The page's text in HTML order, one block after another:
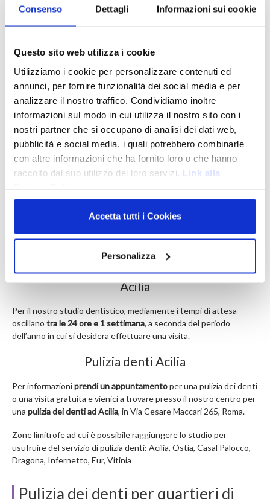
Consenso Dettagli Informazioni sui cookie
Questo sito web utilizza i cookie
Utilizziamo i cookie per personalizzare contenuti ed
annunci, per fornire funzionalità dei social media e per
analizzare il nostro traffico. Condividiamo inoltre
informazioni sul modo in cui utilizza il nostro sito con i
nostri partner che si occupano di analisi dei dati web,
pubblicità e social media, i quali potrebbero combinarle
con altre informazioni che ha fornito loro o che hanno
raccolto dal suo utilizzo dei loro servizi. Link alla
Accetta tutti i Cookies
Personalizza
Quante volte bisogna effettuare la pulizia
La pulizia dentale deve essere effettuata regolarmente
corretto utilizzo di spazzolino e filo interdentale, se
dentifricio, ma anche colluttori, paste ecc) consente di diminuire il
numero delle volte in cui si deve effettuare il trattamento.
Mediamente, consigliamo ai nostri pazienti di Roma di effettuare
ovviamente fortemente condizionata dalle abitudini del paziente,
Il personale dello studio effettua per tutti i pazienti che lo
Tempi di attesa per una pulizia dei denti ad
Acilia
Per il nostro studio dentistico, mediamente i tempi di attesa
oscillano tra le 24 ore e 1 settimana, a seconda del periodo
dell’anno in cui si desidera effettuare una visita.
Pulizia denti Acilia
Per informazioniprendi un appuntamentoper una pulizia dei denti
o una visita gratuita e vienici a trovare presso il nostro centro per
una pulizia dei denti ad Acilia, in Via Cesare Maccari 265, Roma.
Zone limitrofe ad cui è possibile raggiungere lo studio per
usufruire del servizio di pulizia denti: Acilia, Ostia, Casal Palocco,
Dragona, Infernetto, Eur, Vitinia
Pulizia dei denti per quartieri di